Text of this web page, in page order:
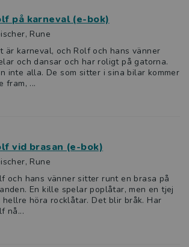
på karneval (e-bok)
Rune
är karneval, och Rolf och hans vänner
och dansar och har roligt på gatorna.
inte alla. De som sitter i sina bilar kommer
fram, ...
vid brasan (e-bok)
Rune
och hans vänner sitter runt en brasa på
En kille spelar poplåtar, men en tjej
hellre höra rocklåtar. Det blir bråk. Har
nå...